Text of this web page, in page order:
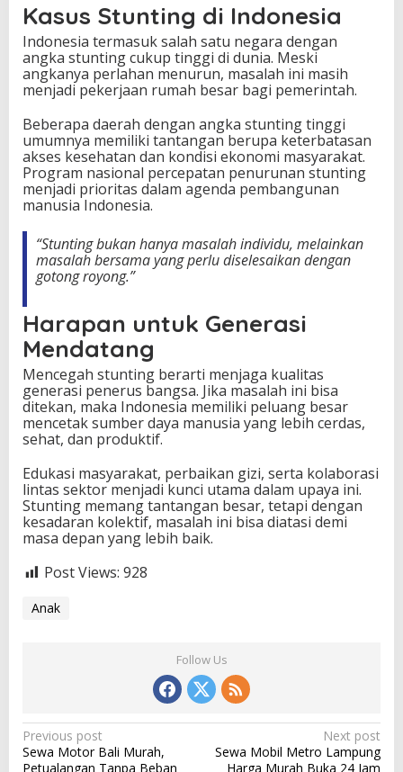
Kasus Stunting di Indonesia
Indonesia termasuk salah satu negara dengan
angka stunting cukup tinggi di dunia. Meski
angkanya perlahan menurun, masalah ini masih
menjadi pekerjaan rumah besar bagi pemerintah.
Beberapa daerah dengan angka stunting tinggi
umumnya memiliki tantangan berupa keterbatasan
akses kesehatan dan kondisi ekonomi masyarakat.
Program nasional percepatan penurunan stunting
menjadi prioritas dalam agenda pembangunan
manusia Indonesia.
“Stunting bukan hanya masalah individu, melainkan
masalah bersama yang perlu diselesaikan dengan
gotong royong.”
Harapan untuk Generasi
Mendatang
Mencegah stunting berarti menjaga kualitas
generasi penerus bangsa. Jika masalah ini bisa
ditekan, maka Indonesia memiliki peluang besar
mencetak sumber daya manusia yang lebih cerdas,
sehat, dan produktif.
Edukasi masyarakat, perbaikan gizi, serta kolaborasi
lintas sektor menjadi kunci utama dalam upaya ini.
Stunting memang tantangan besar, tetapi dengan
kesadaran kolektif, masalah ini bisa diatasi demi
masa depan yang lebih baik.
Post Views: 928
Anak
Follow Us
P
o
Previous post
Sewa Motor Bali Murah,
Petualangan Tanpa Beban
Next post
Sewa Mobil Metro Lampung
Harga Murah Buka 24 Jam